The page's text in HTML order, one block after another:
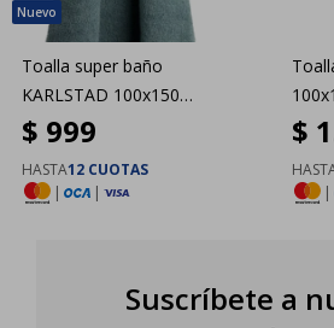
Toalla super baño
KARLSTAD 100x150
petróleo
$ 999
HASTA12 CUOTAS
|
|
$
|
Suscríbete a